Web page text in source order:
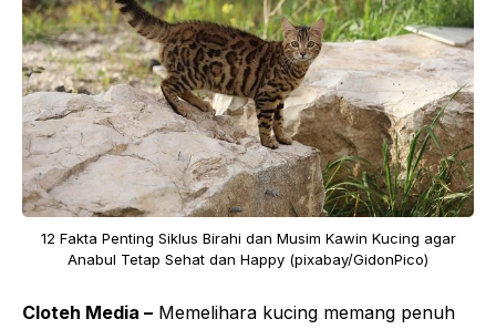
12 Fakta Penting Siklus Birahi dan Musim Kawin Kucing agar
Anabul Tetap Sehat dan Happy (pixabay/GidonPico)
Cloteh Media – Memelihara kucing memang penuh